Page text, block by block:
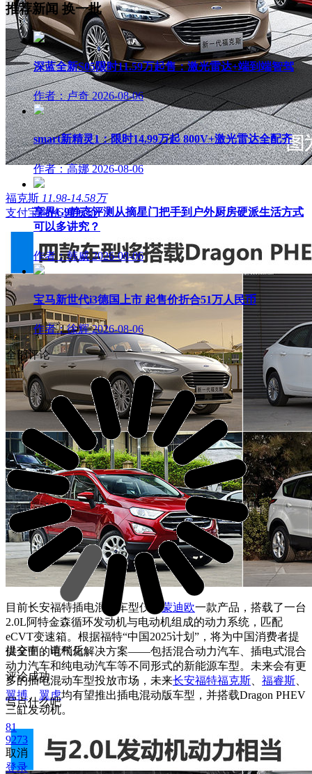
福克斯 11.98-14.58万
支付宝询价 询底价
目前长安福特插电混动车型仅有 蒙迪欧一款产品，搭载了一台
2.0L阿特金森循环发动机与电动机组成的动力系统，匹配
eCVT变速箱。根据福特“中国2025计划”，将为中国消费者提
供全面的电气化解决方案——包括混合动力汽车、插电式混合
动力汽车和纯电动汽车等不同形式的新能源车型。未来会有更
多的插电混动车型投放市场，未来长安福特福克斯 福睿斯
翼搏 、 翼虎均有望推出插电混动版车型，并搭载Dragon PHEV
三缸发动机。
推荐新闻换一批
深蓝全新S05限时11.59万起售：激光雷达+端到端智驾
作者：卢奇 2026-08-06
smart新精灵1：限时14.99万起 800V+激光雷达全配齐
作者：高娜 2026-08-06
享界G9静态评测从摘星门把手到户外厨房硬派生活方式
可以多讲究？
作者：韩威 2026-08-06
宝马新世代i3德国上市 起售价折合51万人民币
作者：徐辉 2026-08-06
全部评论
提交中，请稍后...
评论成功
写点什么吧
81
9273
取消
登录